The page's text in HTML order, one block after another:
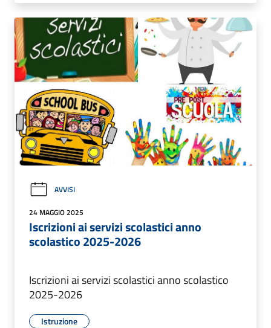
AVVISI
24 MAGGIO 2025
Iscrizioni ai servizi scolastici anno
scolastico 2025-2026
Iscrizioni ai servizi scolastici anno scolastico
2025-2026
Istruzione